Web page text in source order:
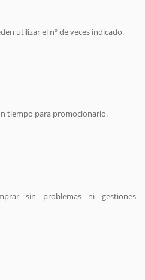
utilizar el nº de veces indicado.
tiempo para promocionarlo.
sin problemas ni gestiones